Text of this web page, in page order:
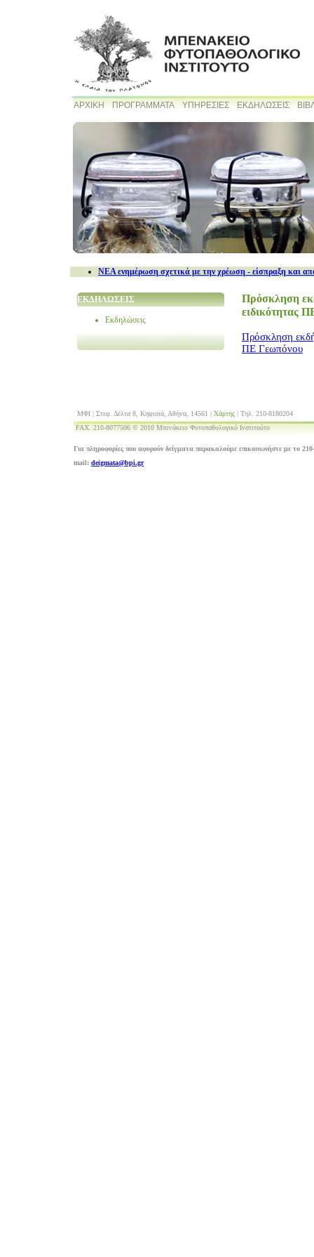
ΑΡΧΙΚΗ ΠΡΟΓΡΑΜΜΑΤΑ ΥΠΗΡΕΣΙΕΣ ΕΚΔΗΛΩΣΕΙΣ
NEA ενημέρωση σχετικά με την χρέωση - είσπραξη και
ΕΚΔΗΛΩΣΕΙΣ
Εκδηλώσεις
Πρόσκληση
ειδικότητας
Πρόσκληση
ΠΕ Γεωπόνου
ΜΦΙ | Στεφ. Δέλτα 8, Κηφισιά, Αθήνα, 14561 | Χάρτης | Τηλ. 210-8180204
FAX. 210-8077506 © 2010 Μπενάκειο Φυτοπαθολογικό Ινστιτούτο
Για πληροφορίες που αφορούν δείγματα παρακαλούμε επικοινωνήστε με το
mail: deigmata@bpi.gr